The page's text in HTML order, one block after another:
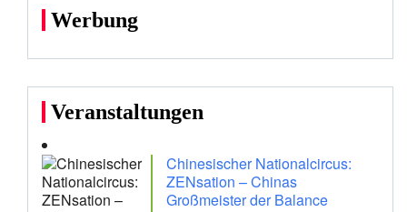
Werbung
Veranstaltungen
Chinesischer Nationalcircus:
ZENsation – Chinas
Großmeister der Balance